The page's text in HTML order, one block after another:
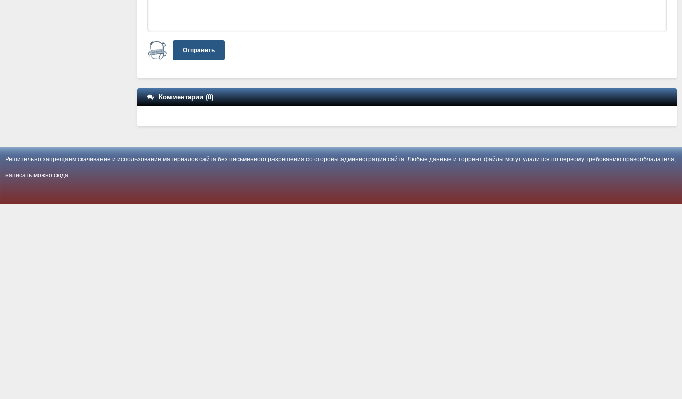
Отправить
Комментарии (0)
Решительно запрещаем скачивание и использование материалов сайта без письменного разрешения со стороны администрации сайта. Любые данные и торрент файлы могут удалится по первому требованию правообладателя,
написать можно сюда